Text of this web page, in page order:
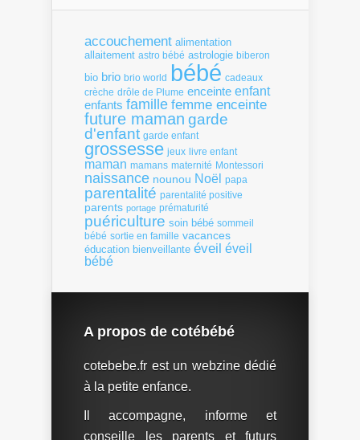
accouchement alimentation
allaitement astro bébé astrologie biberon
bio brio brio world bébé cadeaux
crèche drôle de Plume enceinte enfant
enfants famille femme enceinte
future maman garde
d'enfant garde enfant
grossesse jeux livre enfant
maman mamans maternité Montessori
naissance nounou Noël papa
parentalité parentalité positive
parents portage prématurité
puériculture soin bébé sommeil
bébé sortie en famille vacances
éducation bienveillante éveil éveil
bébé
A propos de cotébébé
cotebebe.fr est un webzine dédié
à la petite enfance.
Il accompagne, informe et
conseille les parents et futurs